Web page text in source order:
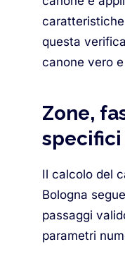
questa
canone vero
Zone,
Il calcolo del
Bologna
passaggi
parametri